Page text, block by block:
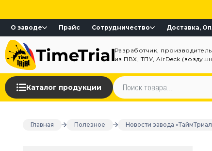
О заводе Прайс Сотрудничество Доставка,
Разработчик,
из ПВХ, ТПУ, AirDeck
Каталог продукции
Главная Полезное Новости завода